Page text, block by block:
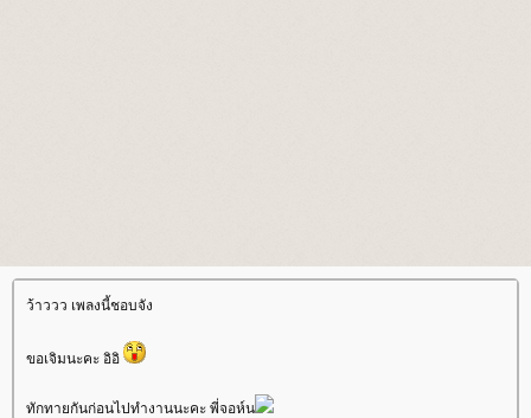
ว้าววว เพลงนี้ชอบจัง
ขอเจิมนะคะ อิอิ
ทักทายกันก่อนไปทำงานนะคะ พี่จอห์น